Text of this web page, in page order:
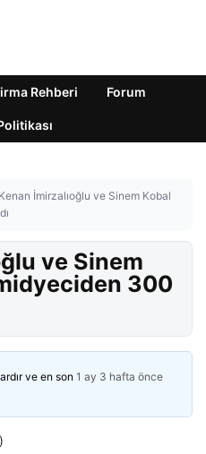
Rehberi Forum
Kenan İmirzalıoğlu ve Sinem Kobal
ve Sinem
300
ve en son 1 ay 3 hafta önce